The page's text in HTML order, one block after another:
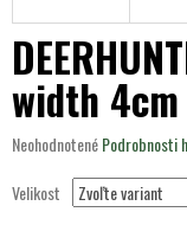
width
Priemerné
produktu
NeohodnotenéPodrobnosti
Velikost